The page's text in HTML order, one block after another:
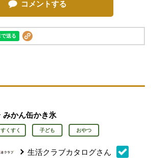
コメントする
みかん缶かき氷
すくすく 子ども おやつ
生活クラブカタログさん